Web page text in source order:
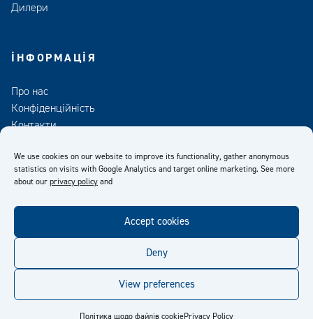
We use cookies on our website to improve its functionality, gather anonymous
statistics on visits with Google Analytics and target online marketing. See more
about our privacy policy and
Accept cookies
Deny
View preferences
Політика щодо файлів cookiePrivacy Policy
Дилери
ІНФОРМАЦІЯ
Про нас
Конфіденційність
Контакти
© Kiilto 2026